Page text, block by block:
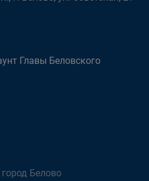
Главы Беловского
Белово